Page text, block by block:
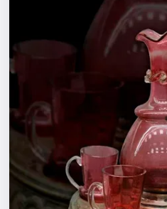
Спорт
События
Города
Площадки
Артисты